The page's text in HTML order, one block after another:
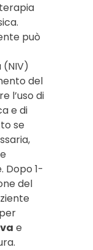
può
(NIV)
del
l’uso di
e di
se
Dopo 1-
del
e